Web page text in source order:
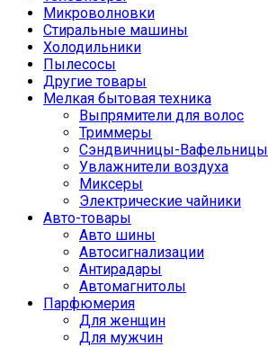
Микроволновки
Стиральные машины
Холодильники
Пылесосы
Другие товары
Мелкая бытовая техника
Выпрямители для волос
Триммеры
Сэндвичницы-Вафельницы
Увлажнители воздуха
Миксеры
Электрические чайники
Авто-товары
Авто шины
Автосигнализации
Антирадары
Автомагнитолы
Парфюмерия
Для женщин
Для мужчин